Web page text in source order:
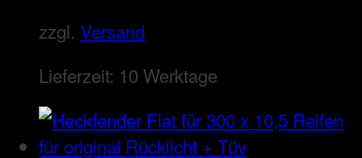
zzgl. Versand
Lieferzeit: 10 Werktage